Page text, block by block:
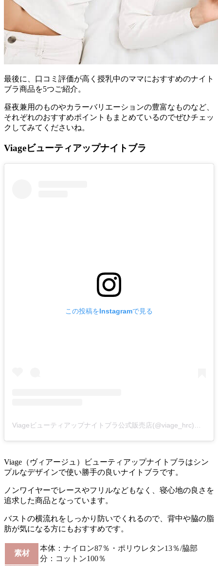
最後に、口コミ評価が高く授乳中のママにおすすめのナイト
ブラ商品を5つご紹介。
昼夜兼用のものやカラーバリエーションの豊富なものなど、
それぞれのおすすめポイントもまとめているのでぜひチェッ
クしてみてくださいね。
Viageビューティアップナイトブラ
この投稿をInstagramで見る
Viageビューティアップナイトブラ公式販売店(@viage_hrc)がシェアした投稿
Viage（ヴィアージュ）ビューティアップナイトブラはシン
プルなデザインで使い勝手の良いナイトブラです。
ノンワイヤーでレースやフリルなどもなく、寝心地の良さを
追求した商品となっています。
バストの横流れをしっかり防いでくれるので、 背中や脇の脂
肪が気になる方にもおすすめです。
素材
本体：ナイロン87％・ポリウレタン13％/脇部
分：コットン100％